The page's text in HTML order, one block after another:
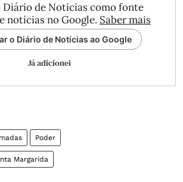
Diário de Notícias como fonte
notícias no Google. Saber mais
o Diário de Notícias ao Google
Já adicionei
Poder
Margarida